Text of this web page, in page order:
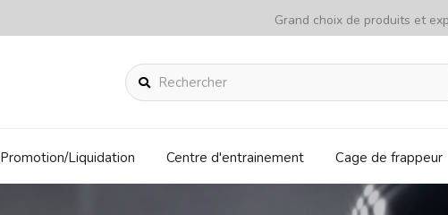
Grand choix de produits et
Rechercher
Promotion/Liquidation Centre d'entrainement Cage de frappeur